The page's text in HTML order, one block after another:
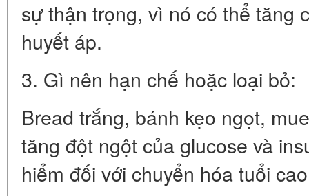
sự thận trọng, vì nó có thể tăng
huyết áp.
3. Gì nên hạn chế hoặc loại bỏ:
Bread trắng, bánh kẹo ngọt,
tăng đột ngột của glucose và
hiểm đối với chuyển hóa tuổi